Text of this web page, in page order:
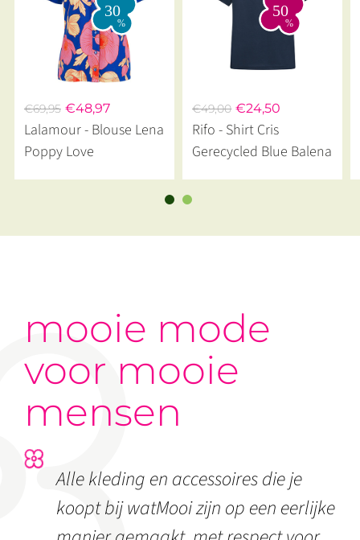
€69,95 €48,97
Lalamour - Blouse Lena
Poppy Love
€49,00 €24,50
Rifo - Shirt Cris
Gerecycled Blue Balena
mooie mode
voor mooie
mensen
Alle kleding en accessoires die je
koopt bij watMooi zijn op een eerlijke